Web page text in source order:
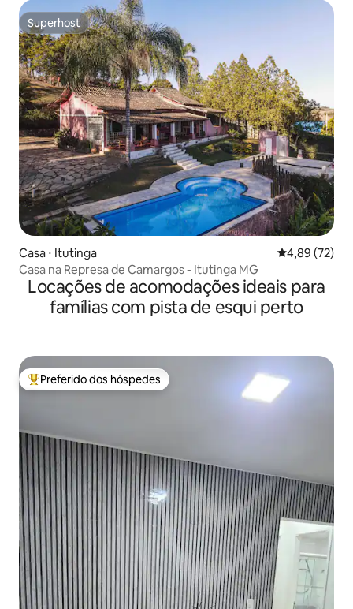
Superhost
Superhost
Casa ⋅ Itutinga 4,89 de uma
4,89 (72)
Casa na Represa de Camargos - Itutinga MG
Locações de acomodações ideais para
famílias com pista de esqui perto
Entre os melhores preferidos dos hóspedes
Preferido dos hóspedes